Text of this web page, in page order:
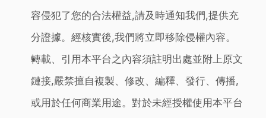
容侵犯了您的合法權益,請及時通知我們,提供充
分證據。經核實後,我們將立即移除侵權內容。
轉載、引用本平台之內容須註明出處並附上原文
鏈接,嚴禁擅自複製、修改、編釋、發行、傳播,
或用於任何商業用途。對於未經授權使用本平台